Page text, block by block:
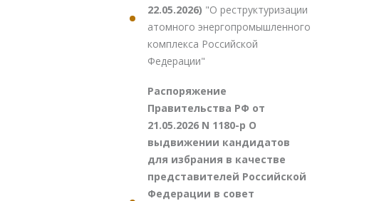
22.05.2026) "О реструктуризации
атомного энергопромышленного
комплекса Российской
Федерации"
Распоряжение
Правительства РФ от
21.05.2026 N 1180-р О
выдвижении кандидатов
для избрания в качестве
представителей Российской
Федерации в совет